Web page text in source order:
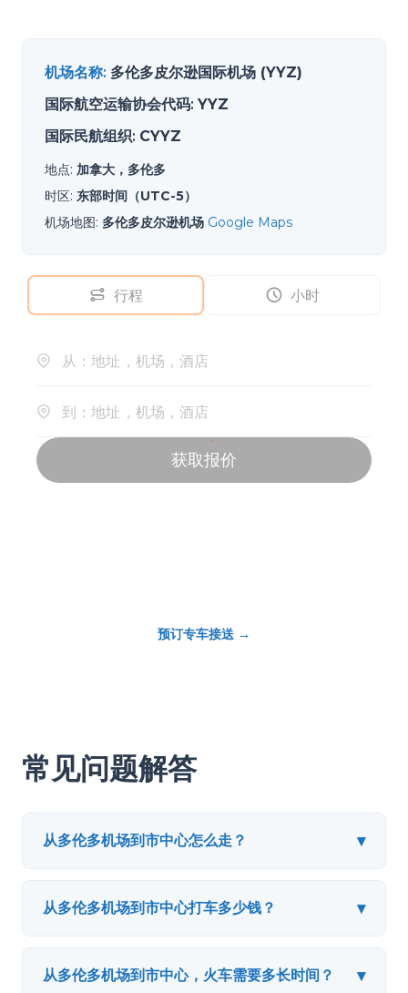
机场名称: 多伦多皮尔逊国际机场 (YYZ)
国际航空运输协会代码: YYZ
国际民航组织: CYYZ
地点: 加拿大，多伦多
时区: 东部时间（UTC-5）
机场地图: 多伦多皮尔逊机场 Google Maps
预订专车接送 →
常见问题解答
从多伦多机场到市中心怎么走？ ▾
从多伦多机场到市中心打车多少钱？ ▾
从多伦多机场到市中心，火车需要多长时间？ ▾